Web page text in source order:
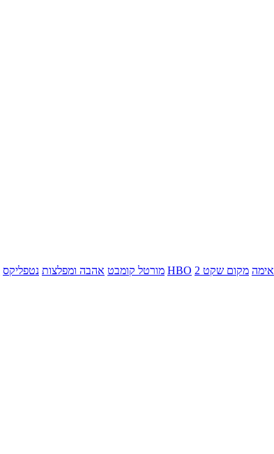
אימה מקום שקט 2 HBO מורטל קומבט אהבה ומפלצות נטפליקס